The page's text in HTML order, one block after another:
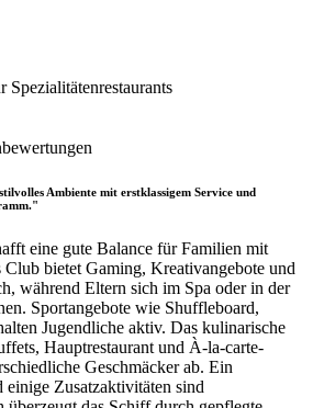
Spezialitätenrestaurants
Ambiente mit erstklassigem Service und
eine gute Balance für Familien mit
Club bietet Gaming, Kreativangebote und
während Eltern sich im Spa oder in der
Sportangebote wie Shuffleboard,
Jugendliche aktiv. Das kulinarische
Hauptrestaurant und À-la-carte-
Geschmäcker ab. Ein
Zusatzaktivitäten sind